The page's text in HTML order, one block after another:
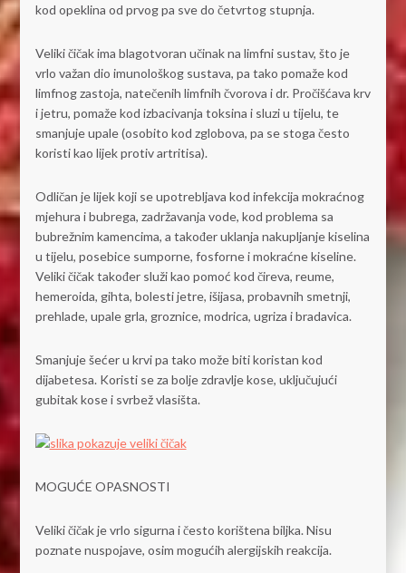
kod opeklina od prvog pa sve do četvrtog stupnja.
Veliki čičak ima blagotvoran učinak na limfni sustav, što je
vrlo važan dio imunološkog sustava, pa tako pomaže kod
limfnog zastoja, natečenih limfnih čvorova i dr. Pročišćava krv
i jetru, pomaže kod izbacivanja toksina i sluzi u tijelu, te
smanjuje upale (osobito kod zglobova, pa se stoga često
koristi kao lijek protiv artritisa).
Odličan je lijek koji se upotrebljava kod infekcija mokraćnog
mjehura i bubrega, zadržavanja vode, kod problema sa
bubrežnim kamencima, a također uklanja nakupljanje kiselina
u tijelu, posebice sumporne, fosforne i mokraćne kiseline.
Veliki čičak također služi kao pomoć kod čireva, reume,
hemeroida, gihta, bolesti jetre, išijasa, probavnih smetnji,
prehlade, upale grla, groznice, modrica, ugriza i bradavica.
Smanjuje šećer u krvi pa tako može biti koristan kod
dijabetesa. Koristi se za bolje zdravlje kose, uključujući
gubitak kose i svrbež vlasišta.
MOGUĆE OPASNOSTI
Veliki čičak je vrlo sigurna i često korištena biljka. Nisu
poznate nuspojave, osim mogućih alergijskih reakcija.